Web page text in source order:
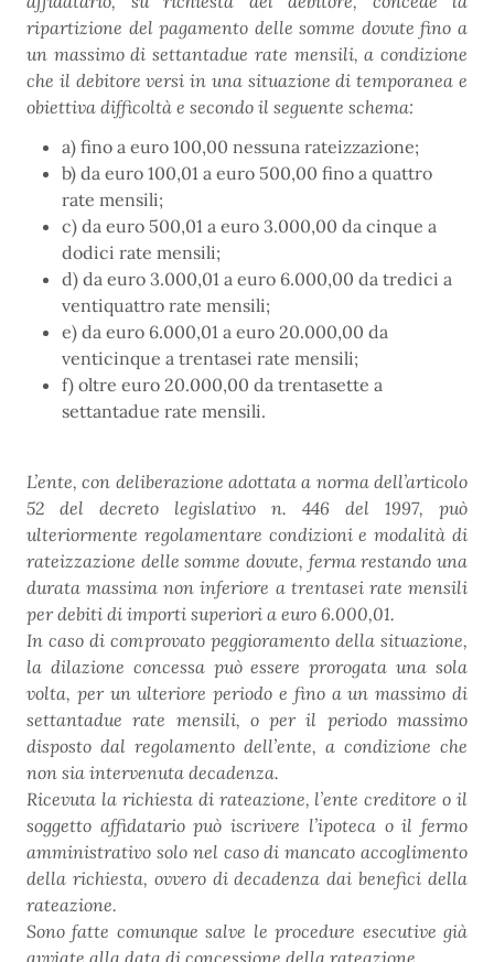
ripartizione del pagamento delle somme dovute fino a
un massimo di settantadue rate mensili, a condizione
che il debitore versi in una situazione di temporanea e
obiettiva difficoltà e secondo il seguente schema:
a) fino a euro 100,00 nessuna rateizzazione;
b) da euro 100,01 a euro 500,00 fino a quattro
rate mensili;
c) da euro 500,01 a euro 3.000,00 da cinque a
dodici rate mensili;
d) da euro 3.000,01 a euro 6.000,00 da tredici a
ventiquattro rate mensili;
e) da euro 6.000,01 a euro 20.000,00 da
venticinque a trentasei rate mensili;
f) oltre euro 20.000,00 da trentasette a
settantadue rate mensili.
L’ente, con deliberazione adottata a norma dell’articolo
52 del decreto legislativo n. 446 del 1997, può
ulteriormente regolamentare condizioni e modalità di
rateizzazione delle somme dovute, ferma restando una
durata massima non inferiore a trentasei rate mensili
per debiti di importi superiori a euro 6.000,01.
In caso di comprovato peggioramento della situazione,
la dilazione concessa può essere prorogata una sola
volta, per un ulteriore periodo e fino a un massimo di
settantadue rate mensili, o per il periodo massimo
disposto dal regolamento dell’ente, a condizione che
non sia intervenuta decadenza.
Ricevuta la richiesta di rateazione, l’ente creditore o il
soggetto affidatario può iscrivere l’ipoteca o il fermo
amministrativo solo nel caso di mancato accoglimento
della richiesta, ovvero di decadenza dai benefici della
rateazione.
Sono fatte comunque salve le procedure esecutive già
avviate alla data di concessione della rateazione.